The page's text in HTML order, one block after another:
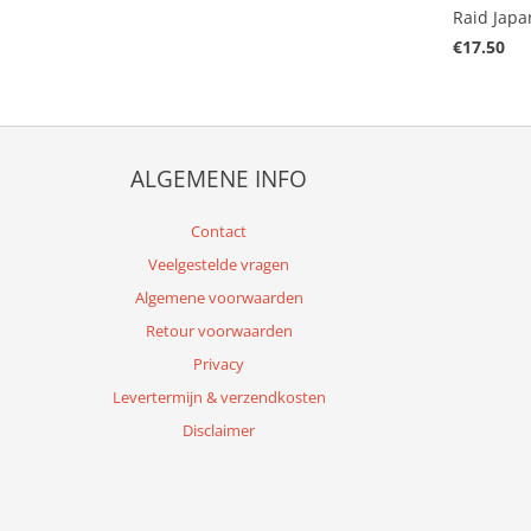
Raid
€17.50
ALGEMENE INFO
Contact
Veelgestelde vragen
Algemene voorwaarden
Retour voorwaarden
Privacy
Levertermijn & verzendkosten
Disclaimer